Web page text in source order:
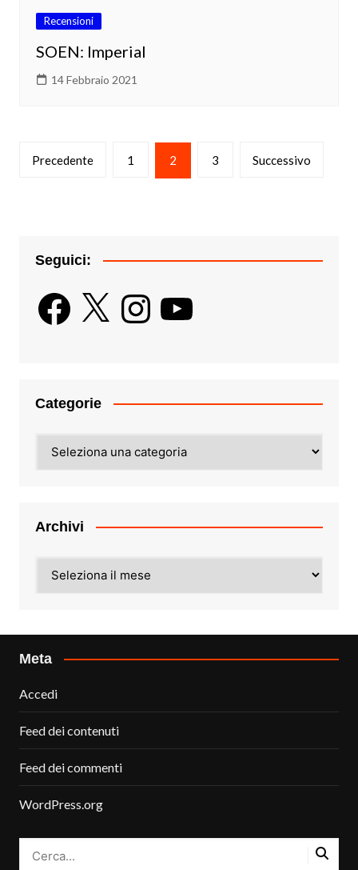
Recensioni
SOEN: Imperial
14 Febbraio 2021
Paginazione
Precedente 1 2 3 Successivo
Seguici:
Facebook
X InstagramYouTube
Categorie
Archivi
Meta
Accedi
Feed dei contenuti
Feed dei commenti
WordPress.org